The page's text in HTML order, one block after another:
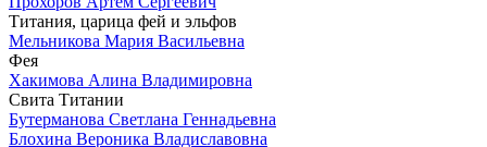
Титания, царица фей и эльфов
Мельникова Мария Васильевна
Фея
Хакимова Алина Владимировна
Свита Титании
Бутерманова Светлана Геннадьевна
Блохина Вероника Владиславовна